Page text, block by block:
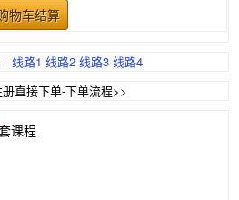
物车结算
线路1 线路2 线路3 线路4
直接下单-下单流程>>
课程